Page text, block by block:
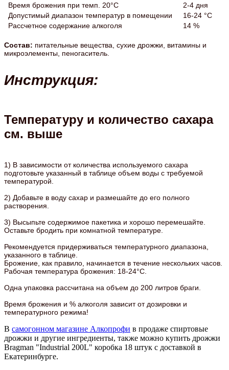
Время брожения при темп. 20°C
2-4 дня
Допустимый диапазон температур в помещении
16-24 °C
Рассчетное содержание алкоголя
14 %
Состав: питательные вещества, сухие дрожжи, витамины и
микроэлементы, пеногаситель.
Инструкция:
Температуру и количество сахара
см. выше
1) В зависимости от количества используемого сахара
подготовьте указанный в таблице объем воды с требуемой
температурой.
2) Добавьте в воду сахар и размешайте до его полного
растворения.
3) Высыпьте содержимое пакетика и хорошо перемешайте.
Оставьте бродить при комнатной температуре.
Рекомендуется придерживаться температурного диапазона,
указанного в таблице.
Брожение, как правило, начинается в течение нескольких часов.
Рабочая температура брожения: 18-24°C.
Одна упаковка рассчитана на объем до 200 литров браги.
Время брожения и % алкоголя зависит от дозировки и
температурного режима!
В самогонном магазине Алкопрофи в продаже спиртовые
дрожжи и другие ингредиенты, также можно купить дрожжи
Bragman "Industrial 200L" коробка 18 штук с доставкой в
Екатеринбурге.